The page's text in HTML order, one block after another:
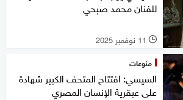
للفنان محمد صبحي
l 11 نوفمبر 2025
منوعات
السيسي: افتتاح المتحف الكبير شهادة
على عبقرية الإنسان المصري